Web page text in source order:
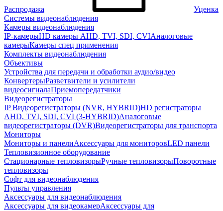
Распродажа
Уценка
Системы видеонаблюдения
Камеры видеонаблюдения
IP-камерыHD камеры AHD, TVI, SDI, CVIАналоговые
камерыКамеры спец применения
Комплекты видеонаблюдения
Объективы
Устройства для передачи и обработки аудио/видео
КонвертерыРазветвители и усилители
видеосигналаПриемопередатчики
Видеорегистраторы
IP Видеорегистраторы (NVR, HYBRID)HD регистраторы
AHD, TVI, SDI, CVI (3-HYBRID)Аналоговые
видеорегистраторы (DVR)Видеорегистраторы для транспорта
Мониторы
Мониторы и панелиАксессуары для мониторовLED панели
Тепловизионное оборудование
Стационарные тепловизорыРучные тепловизорыПоворотные
тепловизоры
Софт для видеонаблюдения
Пульты управления
Аксессуары для видеонаблюдения
Аксессуары для видеокамерАксессуары для